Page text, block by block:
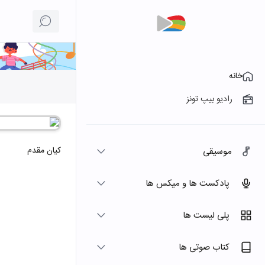
خانه
رادیو بیپ تونز
موسیقی
پادکست ها و میکس ها
پلی لیست ها
کتاب صوتی ها
کیان مقدم